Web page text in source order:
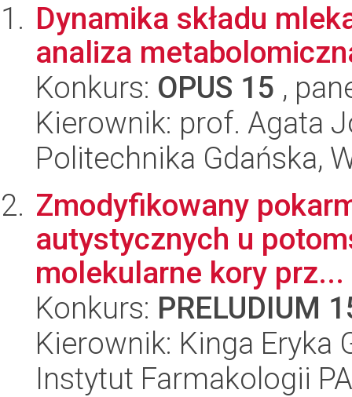
Dynamika składu
analiza
Konkurs: OPUS 15 ,
Kierownik: prof. Agata
Politechnika Gdańska,
Zmodyfikowany
autystycznych u
molekularne kory prz...
Konkurs: PRELUDIUM
Kierownik: Kinga Eryka
Instytut Farmakologii